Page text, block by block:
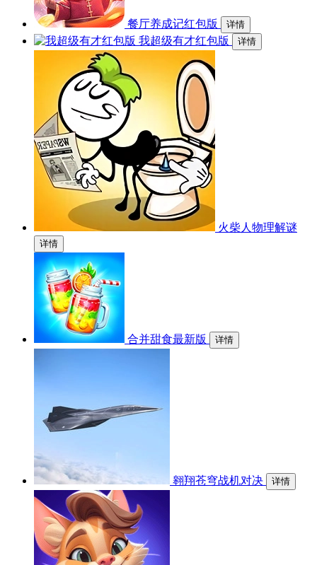
餐厅养成记红包版 详情
我超级有才红包版 详情
火柴人物理解谜
详情
合并甜食最新版 详情
翱翔苍穹战机对决 详情